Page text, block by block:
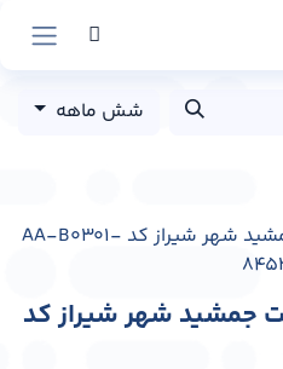
شش ماهه
جمشید شهر شیراز کد